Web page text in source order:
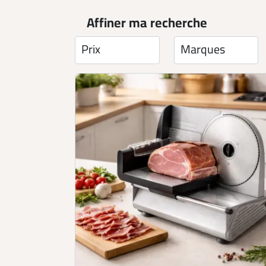
Affiner ma recherche
Prix Marques